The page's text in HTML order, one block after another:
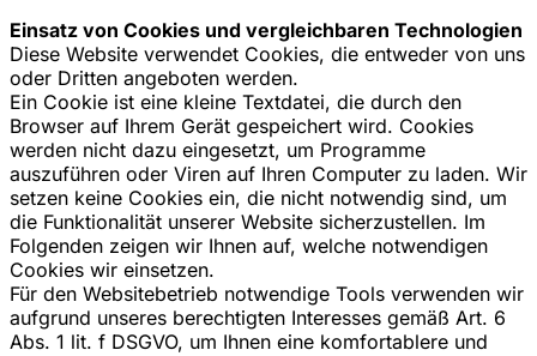
Einsatz von Cookies und vergleichbaren Technologien
Diese Website verwendet Cookies, die entweder von uns
oder Dritten angeboten werden.
Ein Cookie ist eine kleine Textdatei, die durch den
Browser auf Ihrem Gerät gespeichert wird. Cookies
werden nicht dazu eingesetzt, um Programme
auszuführen oder Viren auf Ihren Computer zu laden. Wir
setzen keine Cookies ein, die nicht notwendig sind, um
die Funktionalität unserer Website sicherzustellen. Im
Folgenden zeigen wir Ihnen auf, welche notwendigen
Cookies wir einsetzen.
Für den Websitebetrieb notwendige Tools verwenden wir
aufgrund unseres berechtigten Interesses gemäß Art. 6
Abs. 1 lit. f DSGVO, um Ihnen eine komfortablere und